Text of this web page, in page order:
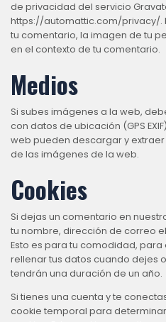
de privacidad del servicio
https://automattic.com/privacy/.
tu comentario, la imagen de tu
en el contexto de tu comentario.
Medios
Si subes imágenes a la web,
con datos de ubicación (GPS
web pueden descargar y
de las imágenes de la web.
Cookies
Si dejas un comentario en
tu nombre, dirección de correo
Esto es para tu comodidad,
rellenar tus datos cuando dejes
tendrán una duración de un año.
Si tienes una cuenta y te
cookie temporal para